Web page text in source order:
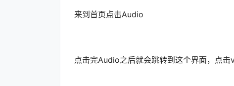
于出现了幻觉，我看到了我的父亲，他在我